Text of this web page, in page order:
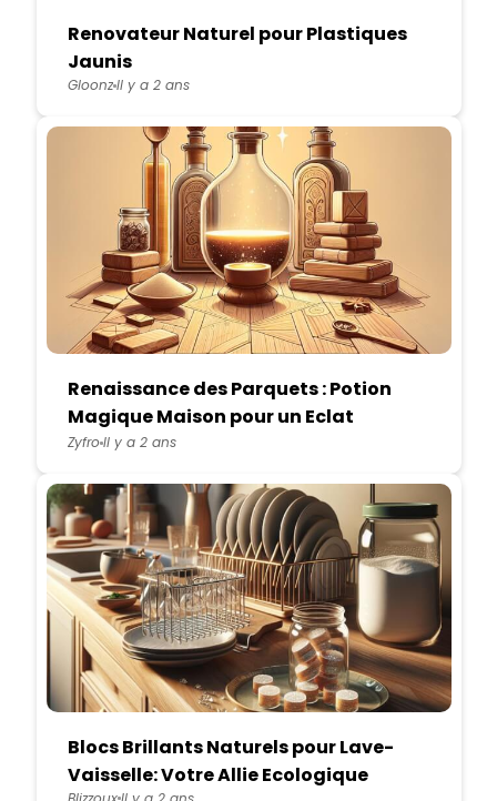
Renovateur Naturel pour Plastiques
Jaunis
GloonzIl y a 2 ans
Renaissance des Parquets : Potion
Magique Maison pour un Eclat
Retrouve
ZyfroIl y a 2 ans
Blocs Brillants Naturels pour Lave-
Vaisselle: Votre Allie Ecologique